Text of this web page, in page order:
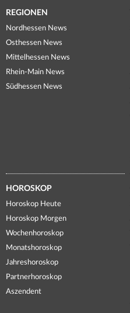
REGIONEN
Nordhessen News
Osthessen News
Mittelhessen News
Rhein-Main News
Südhessen News
HOROSKOP
Horoskop Heute
Horoskop Morgen
Wochenhoroskop
Monatshoroskop
Jahreshoroskop
Partnerhoroskop
Aszendent